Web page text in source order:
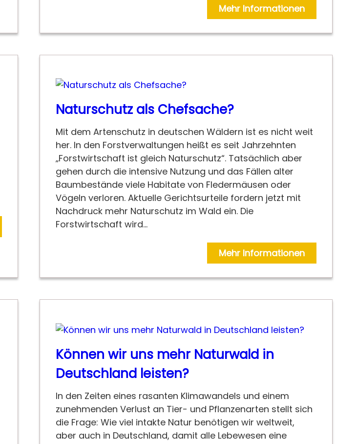
Mehr Informationen
Naturschutz als Chefsache?
Mit dem Artenschutz in deutschen Wäldern ist es nicht weit
her. In den Forstverwaltungen heißt es seit Jahrzehnten
„Forstwirtschaft ist gleich Naturschutz“. Tatsächlich aber
gehen durch die intensive Nutzung und das Fällen alter
Baumbestände viele Habitate von Fledermäusen oder
Vögeln verloren. Aktuelle Gerichtsurteile fordern jetzt mit
Nachdruck mehr Naturschutz im Wald ein. Die
Forstwirtschaft wird…
Mehr Informationen
Können wir uns mehr Naturwald in
Deutschland leisten?
In den Zeiten eines rasanten Klimawandels und einem
zunehmenden Verlust an Tier- und Pflanzenarten stellt sich
die Frage: Wie viel intakte Natur benötigen wir weltweit,
aber auch in Deutschland, damit alle Lebewesen eine